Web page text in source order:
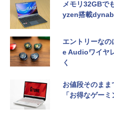
メモリ32GBで
yzen搭載
エントリーな
e Audioワイヤ
く
お値段そのま
「お得なゲーミ